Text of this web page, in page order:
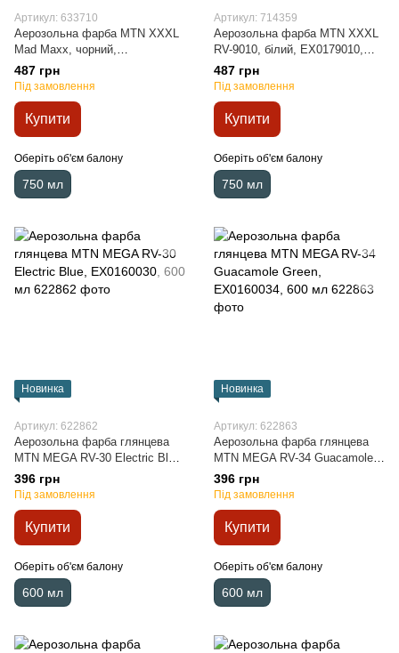
Артикул: 633710
Аерозольна фарба MTN XXXL
Mad Maxx, чорний,
EX017M9011M, 750 мл
487 грн
Під замовлення
Купити
Оберіть об'єм балону
750 мл
Артикул: 714359
Аерозольна фарба MTN XXXL
RV-9010, білий, EX0179010,
750 мл
487 грн
Під замовлення
Купити
Оберіть об'єм балону
750 мл
Новинка
Артикул: 622862
Аерозольна фарба глянцева
MTN MEGA RV-30 Electric Blue,
EX0160030, 600 мл
396 грн
Під замовлення
Купити
Оберіть об'єм балону
600 мл
Новинка
Артикул: 622863
Аерозольна фарба глянцева
MTN MEGA RV-34 Guacamole
Green, EX0160034, 600 мл
396 грн
Під замовлення
Купити
Оберіть об'єм балону
600 мл